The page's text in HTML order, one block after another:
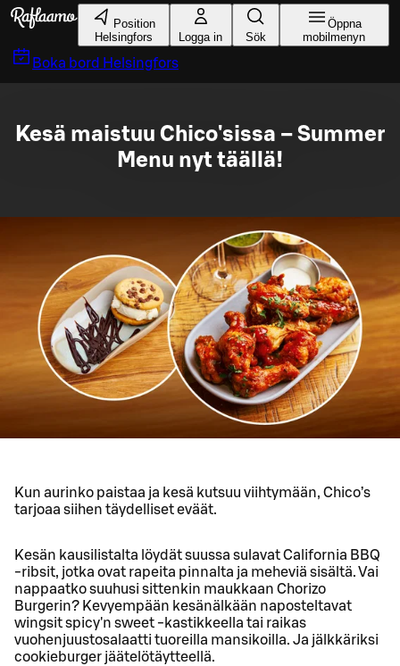
Gå till huvudinnehållet
Position
Helsingfors
Logga in Sök
Öppna
mobilmenyn
Boka bord Helsingfors
Kesä maistuu Chico'sissa – Summer
Menu nyt täällä!
Kun aurinko paistaa ja kesä kutsuu viihtymään, Chico’s
tarjoaa siihen täydelliset eväät.
Kesän kausilistalta löydät suussa sulavat California BBQ
-ribsit, jotka ovat rapeita pinnalta ja meheviä sisältä. Vai
nappaatko suuhusi sittenkin maukkaan Chorizo
Burgerin? Kevyempään kesänälkään naposteltavat
wingsit spicy'n sweet -kastikkeella tai raikas
vuohenjuustosalaatti tuoreilla mansikoilla. Ja jälkkäriksi
cookieburger jäätelötäytteellä.